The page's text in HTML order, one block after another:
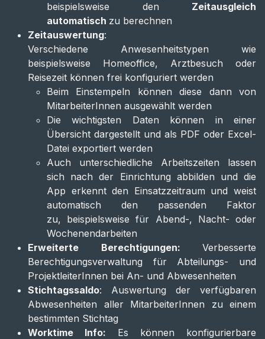
beispielsweise den Zeitausgleich
automatisch zu berechnen
Zeitauswertung:
Verschiedene Anwesenheitstypen wie
beispielsweise Homeoffice, Arztbesuch oder
Reisezeit können frei konfiguriert werden
Beim Einstempeln können diese dann von
MitarbeiterInnen ausgewählt werden
Die wichtigsten Daten können in einer
Übersicht dargestellt und als PDF oder Excel-
Datei exportiert werden
Auch unterschiedliche Arbeitszeiten lassen
sich nach der Einrichtung abbilden und die
App erkennt den Einsatzzeitraum und weist
automatisch den passenden Faktor
zu, beispielsweise für Abend-, Nacht- oder
Wochenendarbeiten
Erweiterte Berechtigungen: Verbesserte
Berechtigungsverwaltung für Abteilungs- und
ProjektleiterInnen bei An- und Abwesenheiten
Stichtagssaldo: Auswertung der verfügbaren
Abwesenheiten aller MitarbeiterInnen zu einem
bestimmten Stichtag
Worktime Info: Es können konfigurierbare